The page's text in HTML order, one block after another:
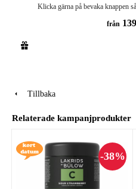
Klicka gärna på bevaka knappen
från
Tillbaka
Relaterade kampanjprodukter